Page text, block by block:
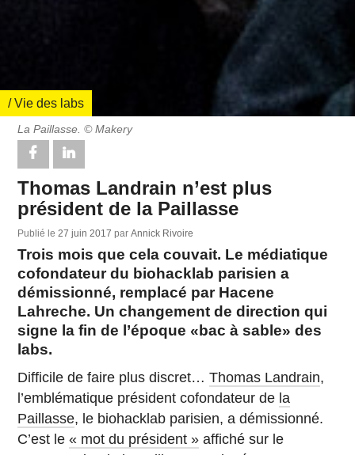
/ Vie des labs
La Paillasse. © Makery
Thomas Landrain n’est plus
président de la Paillasse
Publié le27 juin 2017parAnnick Rivoire
Trois mois que cela couvait. Le médiatique
cofondateur du biohacklab parisien a
démissionné, remplacé par Hacene
Lahreche. Un changement de direction qui
signe la fin de l’époque «bac à sable» des
labs.
Difficile de faire plus discret…Thomas Landrain,
l’emblématique président cofondateur de la
Paillasse, le biohacklab parisien, a démissionné.
C’est le« mot du président » affiché sur le